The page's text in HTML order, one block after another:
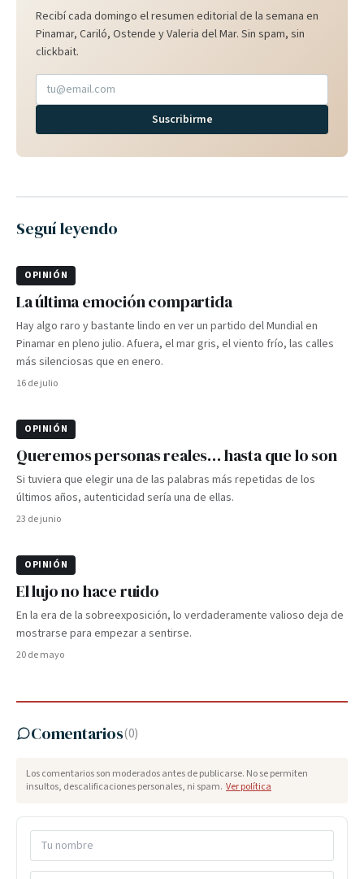
Recibí cada domingo el resumen editorial de la semana en
Pinamar, Cariló, Ostende y Valeria del Mar. Sin spam, sin
clickbait.
Suscribirme
Seguí leyendo
OPINIÓN
La última emoción compartida
Hay algo raro y bastante lindo en ver un partido del Mundial en
Pinamar en pleno julio. Afuera, el mar gris, el viento frío, las calles
más silenciosas que en enero.
16 de julio
OPINIÓN
Queremos personas reales… hasta que lo son
Si tuviera que elegir una de las palabras más repetidas de los
últimos años, autenticidad sería una de ellas.
23 de junio
OPINIÓN
El lujo no hace ruido
En la era de la sobreexposición, lo verdaderamente valioso deja de
mostrarse para empezar a sentirse.
20 de mayo
Comentarios(0)
Los comentarios son moderados antes de publicarse. No se permiten
insultos, descalificaciones personales, ni spam. Ver política